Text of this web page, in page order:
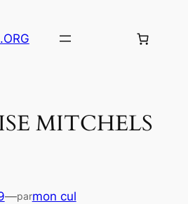
MITCHELS
—parmon cul